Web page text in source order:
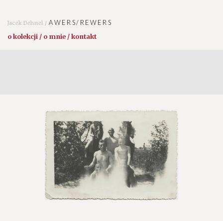
Jacek Dehnel /AWERS/REWERS
o kolekcji / o mnie / kontakt